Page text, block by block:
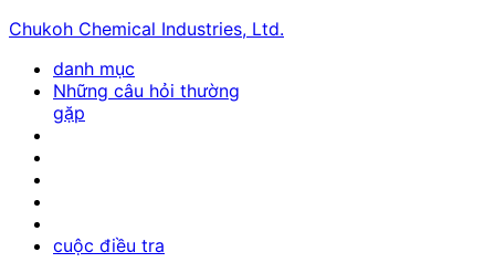
Chukoh Chemical Industries, Ltd.
danh mục
Những câu hỏi thường
gặp
cuộc điều tra